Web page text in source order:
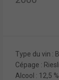
Type du vin :
Cépage :
Alcool : 12,5